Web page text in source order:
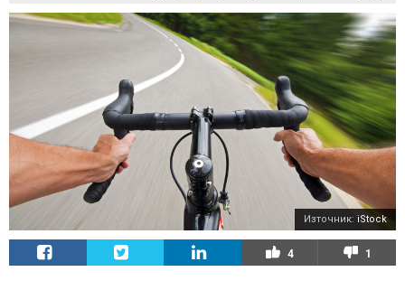
Източник: iStock
4 1